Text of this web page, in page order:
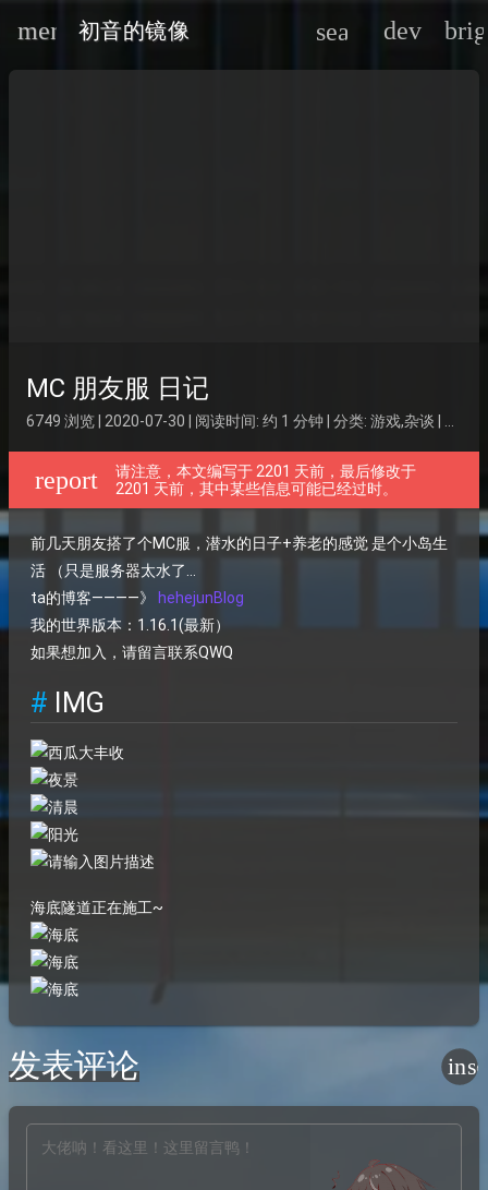
menu 初音的镜像 search devices
MC 朋友服 日记
6749 浏览 | 2020-07-30 | 阅读时间: 约 1 分钟 | 分类: 游戏,杂谈
report
请注意，本文编写于 2201 天前，最后修改于
2201 天前，其中某些信息可能已经过时。
前几天朋友搭了个MC服，潜水的日子+养老的感觉 是个小岛生
活 （只是服务器太水了...
ta的博客————》
hehejunBlog
我的世界版本：1.16.1(最新）
如果想加入，请留言联系QWQ
IMG
海底隧道正在施工~
发表评论